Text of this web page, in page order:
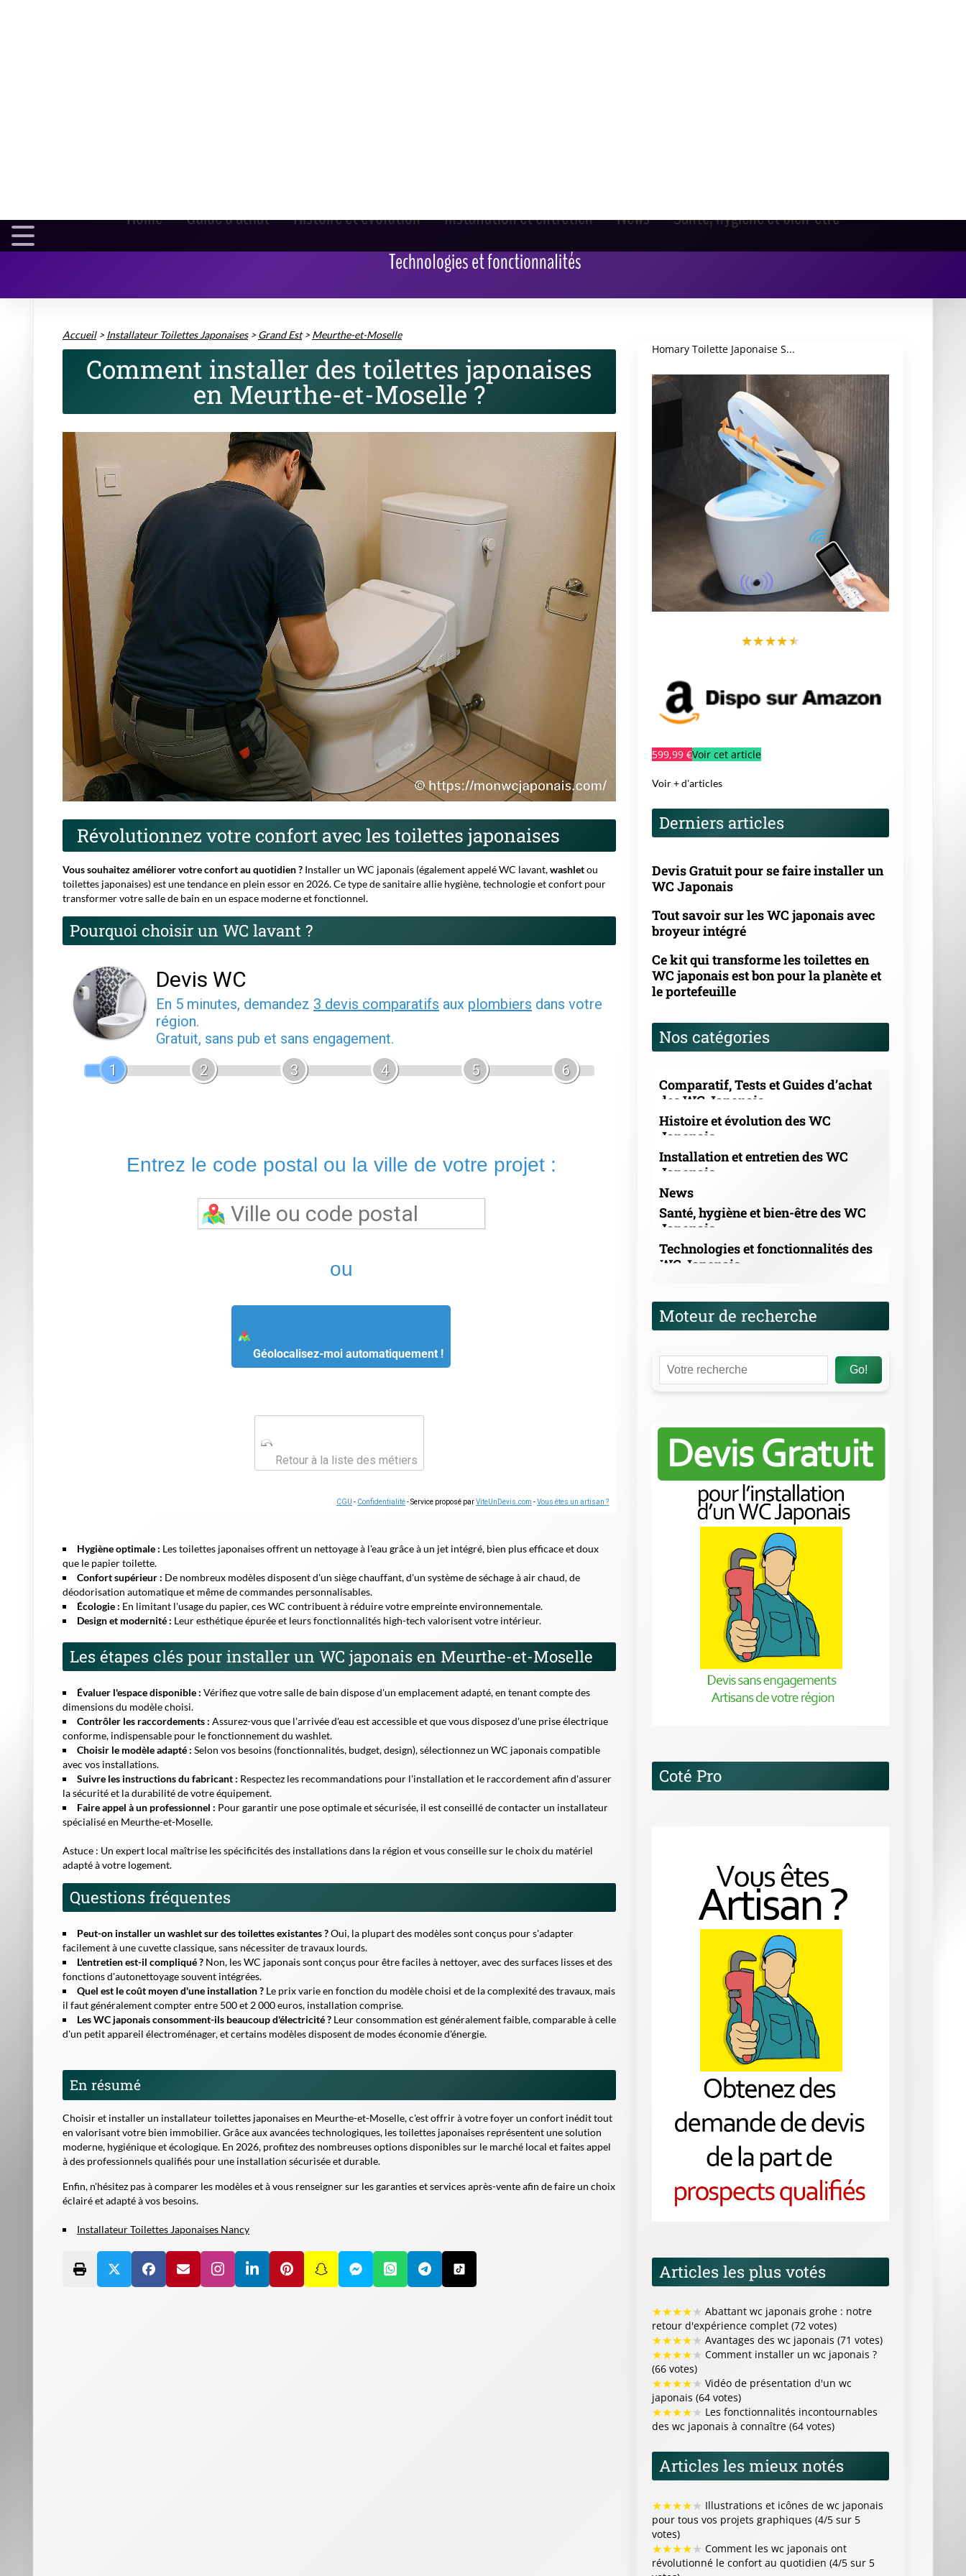
Home Guide d'achat Histoire et évolution Installation et entretien News
Santé, hygiène et bien-être
Technologies et fonctionnalités
Accueil>Installateur Toilettes Japonaises>Grand Est>Meurthe-et-Moselle
Comment installer des toilettes japonaises
en Meurthe-et-Moselle ?
Révolutionnez votre confort avec les toilettes japonaises
Vous souhaitez améliorer votre confort au quotidien ? Installer un WC japonais (également appeléWC lavant,washletou
toilettes japonaises) est une tendance en plein essor en 2026. Ce type de sanitaire allie hygiène, technologie et confort pour
transformer votre salle de bain en un espace moderne et fonctionnel.
Pourquoi choisir un WC lavant ?
Devis WC
En 5 minutes, demandez 3 devis comparatifs aux plombiers dans votre
région.
Gratuit, sans pub et sans engagement.
1
2 3 4 5 6
Entrez le code postal ou la ville de votre projet :
ou
Géolocalisez-moi automatiquement !
Retour à la liste des métiers
CGU - Confidentialité- Service proposé parViteUnDevis.com -Vous êtes un artisan ?
Hygiène optimale : Les toilettes japonaises offrent un nettoyage à l'eau grâce à un jet intégré, bien plus efficace et doux
que le papier toilette.
Confort supérieur : De nombreux modèles disposent d'un siège chauffant, d'un système de séchage à air chaud, de
déodorisation automatique et même de commandes personnalisables.
Écologie : En limitant l'usage du papier, ces WC contribuent à réduire votre empreinte environnementale.
Design et modernité : Leur esthétique épurée et leurs fonctionnalités high-tech valorisent votre intérieur.
Les étapes clés pour installer un WC japonais en Meurthe-et-Moselle
Évaluer l'espace disponible : Vérifiez que votre salle de bain dispose d'un emplacement adapté, en tenant compte des
dimensions du modèle choisi.
Contrôler les raccordements : Assurez-vous que l'arrivée d'eau est accessible et que vous disposez d'une prise électrique
conforme, indispensable pour le fonctionnement du washlet.
Choisir le modèle adapté : Selon vos besoins (fonctionnalités, budget, design), sélectionnez un WC japonais compatible
avec vos installations.
Suivre les instructions du fabricant : Respectez les recommandations pour l'installation et le raccordement afin d'assurer
la sécurité et la durabilité de votre équipement.
Faire appel à un professionnel : Pour garantir une pose optimale et sécurisée, il est conseillé de contacter un installateur
spécialisé en Meurthe-et-Moselle.
Astuce : Un expert local maîtrise les spécificités des installations dans la région et vous conseille sur le choix du matériel
adapté à votre logement.
Questions fréquentes
Peut-on installer un washlet sur des toilettes existantes ?Oui, la plupart des modèles sont conçus pour s'adapter
facilement à une cuvette classique, sans nécessiter de travaux lourds.
L'entretien est-il compliqué ? Non, les WC japonais sont conçus pour être faciles à nettoyer, avec des surfaces lisses et des
fonctions d'autonettoyage souvent intégrées.
Quel est le coût moyen d'une installation ? Le prix varie en fonction du modèle choisi et de la complexité des travaux, mais
il faut généralement compter entre 500 et 2 000 euros, installation comprise.
Les WC japonais consomment-ils beaucoup d'électricité ? Leur consommation est généralement faible, comparable à celle
d'un petit appareil électroménager, et certains modèles disposent de modes économie d'énergie.
En résumé
Choisir et installer un installateur toilettes japonaisesen Meurthe-et-Moselle, c'est offrir à votre foyer un confort inédit tout
en valorisant votre bien immobilier. Grâce aux avancées technologiques, les toilettes japonaises représentent une solution
moderne, hygiénique et écologique. En 2026, profitez des nombreuses options disponibles sur le marché local et faites appel
à des professionnels qualifiés pour une installation sécurisée et durable.
Enfin, n'hésitez pas à comparer les modèles et à vous renseigner sur les garanties et services après-vente afin de faire un choix
éclairé et adapté à vos besoins.
Installateur Toilettes Japonaises Nancy
Homary Toilette Japonaise S...
★★★★★
599,99 €Voir cet article
Voir + d'articles
Derniers articles
Devis Gratuit pour se faire installer un
WC Japonais
Tout savoir sur les WC japonais avec
broyeur intégré
Ce kit qui transforme les toilettes en
WC japonais est bon pour la planète et
le portefeuille
Nos catégories
Comparatif, Tests et Guides d’achat
des WC Japonais
Histoire et évolution des WC
Japonais
Installation et entretien des WC
Japonais
News
Santé, hygiène et bien-être des WC
Japonais
Technologies et fonctionnalités des
WC Japonais
Moteur de recherche
Go!
Coté Pro
Articles les plus votés
★★★★★ Abattant wc japonais grohe : notre
retour d'expérience complet (72 votes)
★★★★★ Avantages des wc japonais (71 votes)
★★★★★ Comment installer un wc japonais ?
(66 votes)
★★★★★ Vidéo de présentation d'un wc
japonais (64 votes)
★★★★★ Les fonctionnalités incontournables
des wc japonais à connaître (64 votes)
Articles les mieux notés
★★★★★ Illustrations et icônes de wc japonais
pour tous vos projets graphiques (4/5 sur 5
votes)
★★★★★ Comment les wc japonais ont
révolutionné le confort au quotidien (4/5 sur 5